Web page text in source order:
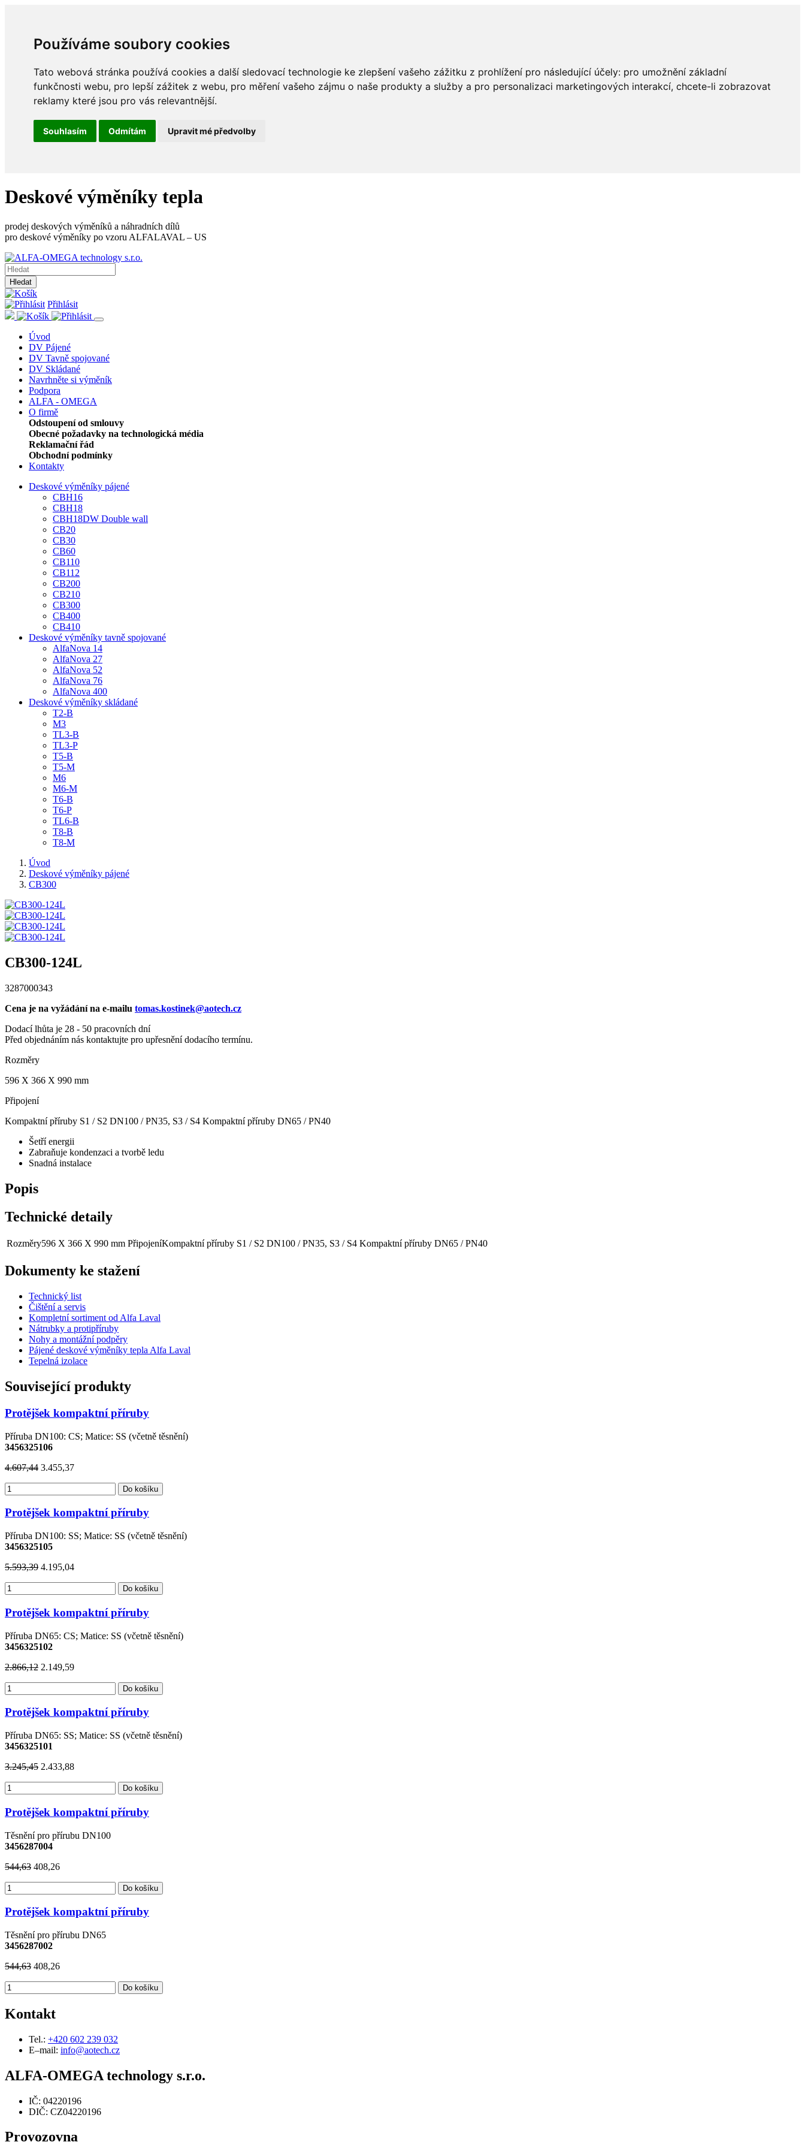
Používáme soubory cookies
Tato webová stránka používá cookies a další sledovací technologie ke zlepšení vašeho zážitku z prohlížení pro následující účely: pro umožnění základní
funkčnosti webu, pro lepší zážitek z webu, pro měření vašeho zájmu o naše produkty a služby a pro personalizaci marketingových interakcí, chcete-li zobrazovat
reklamy které jsou pro vás relevantnější.
Souhlasím Odmítám Upravit mé předvolby
Deskové výměníky tepla
prodej deskových výměníků a náhradních dílů
pro deskové výměníky po vzoru ALFALAVAL – US
Hledat
Přihlásit
Úvod
DV Pájené
DV Tavně spojované
DV Skládané
Navrhněte si výměník
Podpora
ALFA - OMEGA
O firmě
Odstoupení od smlouvy
Obecné požadavky na technologická média
Reklamační řád
Obchodní podmínky
Kontakty
Deskové výměníky pájené
CBH16
CBH18
CBH18DW Double wall
CB20
CB30
CB60
CB110
CB112
CB200
CB210
CB300
CB400
CB410
Deskové výměníky tavně spojované
AlfaNova 14
AlfaNova 27
AlfaNova 52
AlfaNova 76
AlfaNova 400
Deskové výměníky skládané
T2-B
M3
TL3-B
TL3-P
T5-B
T5-M
M6
M6-M
T6-B
T6-P
TL6-B
T8-B
T8-M
Úvod
Deskové výměníky pájené
CB300
CB300-124L
3287000343
Cena je na vyžádání na e-mailu tomas.kostinek@aotech.cz
Dodací lhůta je 28 - 50 pracovních dní
Před objednáním nás kontaktujte pro upřesnění dodacího termínu.
Rozměry
596 X 366 X 990 mm
Připojení
Kompaktní příruby S1 / S2 DN100 / PN35, S3 / S4 Kompaktní příruby DN65 / PN40
Šetří energii
Zabraňuje kondenzaci a tvorbě ledu
Snadná instalace
Popis
Technické detaily
Rozměry596 X 366 X 990 mm PřipojeníKompaktní příruby S1 / S2 DN100 / PN35, S3 / S4 Kompaktní příruby DN65 / PN40
Dokumenty ke stažení
Technický list
Čištění a servis
Kompletní sortiment od Alfa Laval
Nátrubky a protipříruby
Nohy a montážní podpěry
Pájené deskové výměníky tepla Alfa Laval
Tepelná izolace
Související produkty
Protějšek kompaktní příruby
Příruba DN100: CS; Matice: SS (včetně těsnění)
3456325106
4.607,44 3.455,37
Do košíku
Protějšek kompaktní příruby
Příruba DN100: SS; Matice: SS (včetně těsnění)
3456325105
5.593,39 4.195,04
Do košíku
Protějšek kompaktní příruby
Příruba DN65: CS; Matice: SS (včetně těsnění)
3456325102
2.866,12 2.149,59
Do košíku
Protějšek kompaktní příruby
Příruba DN65: SS; Matice: SS (včetně těsnění)
3456325101
3.245,45 2.433,88
Do košíku
Protějšek kompaktní příruby
Těsnění pro přírubu DN100
3456287004
544,63 408,26
Do košíku
Protějšek kompaktní příruby
Těsnění pro přírubu DN65
3456287002
544,63 408,26
Do košíku
Kontakt
Tel.: +420 602 239 032
E–mail: info@aotech.cz
ALFA-OMEGA technology s.r.o.
IČ: 04220196
DIČ: CZ04220196
Provozovna